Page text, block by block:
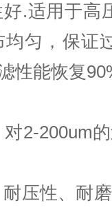
.适用于高
匀，保证
性能恢复
2-200um
压性、耐